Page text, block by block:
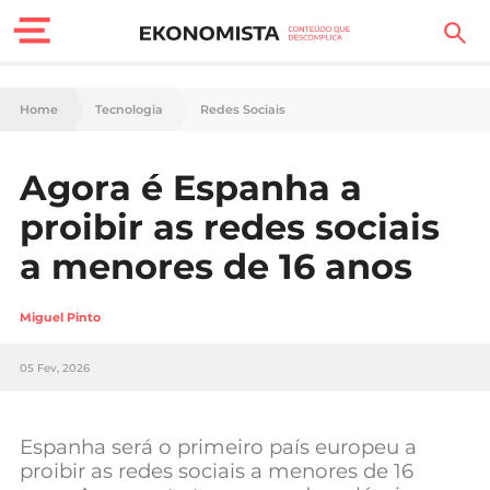
Finanças Pessoais
Carreira
Casa
Lifestyle
Sociedade
Negócios
Home Tecnologia Redes Sociais
Agora é Espanha a
proibir as redes sociais
a menores de 16 anos
Miguel Pinto
05 Fev, 2026
Espanha será o primeiro país europeu a
proibir as redes sociais a menores de 16